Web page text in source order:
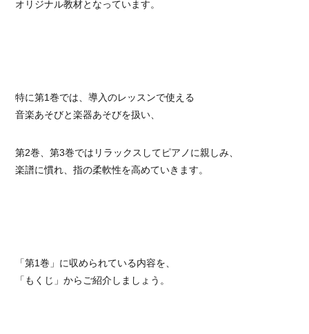
オリジナル教材となっています。
特に第1巻では、導入のレッスンで使える
音楽あそびと楽器あそびを扱い、
第2巻、第3巻ではリラックスしてピアノに親しみ、
楽譜に慣れ、指の柔軟性を高めていきます。
「第1巻」に収められている内容を、
「もくじ」からご紹介しましょう。